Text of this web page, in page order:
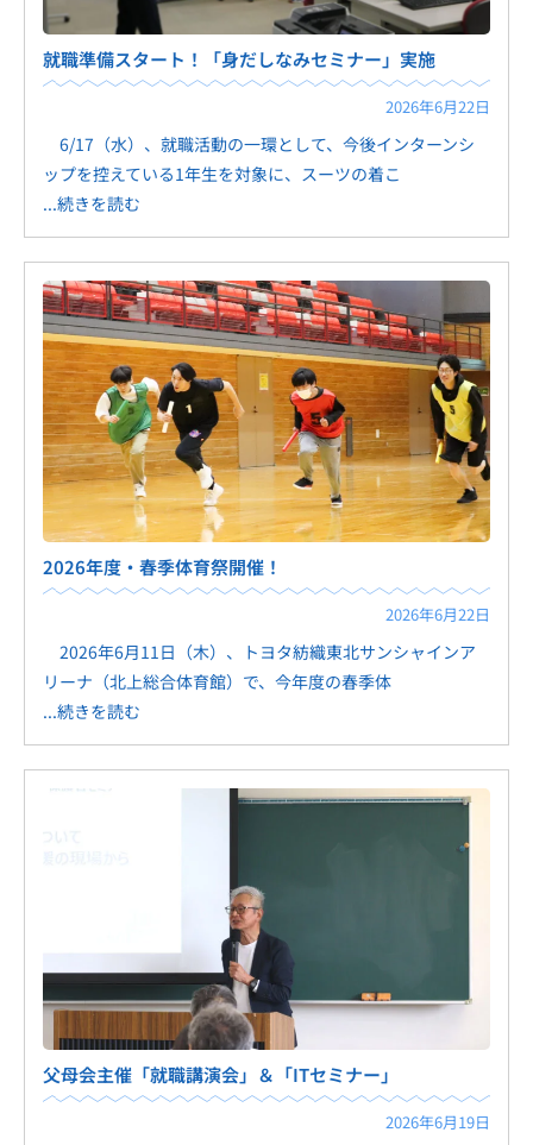
就職準備スタート！「身だしなみセミナー」実施
2026年6月22日
6/17（水）、就職活動の一環として、今後インターンシ
ップを控えている1年生を対象に、スーツの着こ
...続きを読む
2026年度・春季体育祭開催！
2026年6月22日
2026年6月11日（木）、トヨタ紡織東北サンシャインア
リーナ（北上総合体育館）で、今年度の春季体
...続きを読む
父母会主催「就職講演会」＆「ITセミナー」
2026年6月19日